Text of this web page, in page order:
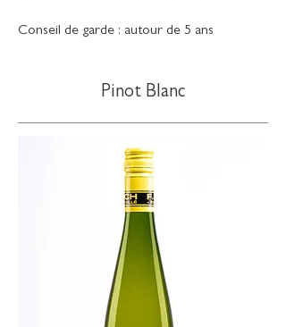
Conseil de garde : autour de 5 ans
Pinot Blanc